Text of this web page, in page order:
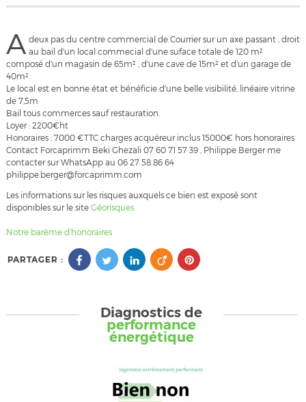
A deux pas du centre commercial de Courrier sur un axe passant , droit
au bail d'un local commecial d'une suface totale de 120 m²
composé d'un magasin de 65m² , d'une cave de 15m² et d'un garage de
40m².
Le local est en bonne état et bénéficie d'une belle visibilité, linéaire vitrine
de 7,5m
Bail tous commerces sauf restauration.
Loyer : 2200€ht
Honoraires : 7000 €TTC charges acquéreur inclus 15000€ hors honoraires
Contact Forcaprimm Beki Ghezali 07 60 71 57 39 , Philippe Berger me
contacter sur WhatsApp au 06 27 58 86 64
philippe.berger@forcaprimm.com
Les informations sur les risques auxquels ce bien est exposé sont
disponibles sur le site Géorisques
Notre barème d'honoraires
PARTAGER :
Diagnostics de
performance
énergétique